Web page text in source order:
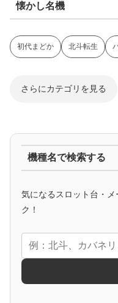
懐かし名機
初代まどか 北斗転生
さらにカテゴリを見る
アニメタイアップ
エヴァ コードギアス
機種名で検索する
気になるスロット台・
ク！